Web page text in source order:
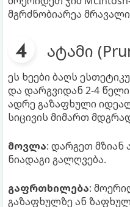
მგრძნობიარეა
ატამი
ეს ხეები ბაღს
და დარგვიდან 2-4
ადრე გაზაფხული
სიცივის მიმართ
მოვლა: დარგეთ მზიან
ნიადაგი გალღვება.
გაფრთხილება:
გაზაფხულზე ან